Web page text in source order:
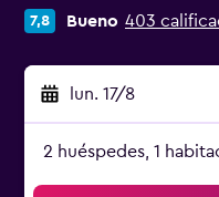
7,8 Bueno 403
lun. 17/8
2 huéspedes, 1